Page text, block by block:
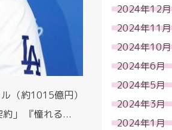
（約1015億円）
」 『憧れる...
2024年12月
2024年11月
2024年10月
2024年6月
2024年5月
2024年3月
2024年1月